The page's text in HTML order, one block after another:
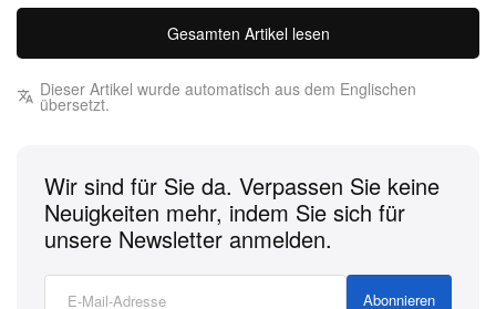
Das markante, hochkontrastige schwarze Zifferblatt
mit Struktur wird stimmig von einer passenden,
hartbeschichteten, einseitig drehbaren Stahllünette
ergänzt. Das Edelstahlgehäuse misst stattliche,
13,4 mm in der Höhe und 49,3 mm lug to lug (Horn-
zu-Horn) und sorgt so für eine selbstbewusste
Präsenz am Handgelenk. Für optimale Ablesbarkeit
selbst in tiefster Dunkelheit sind die applizierten
Gesamten Artikel lesen
Dieser Artikel wurde automatisch aus dem Englischen
übersetzt.
Wir sind für Sie da. Verpassen Sie keine
Neuigkeiten mehr, indem Sie sich für
unsere Newsletter anmelden.
Abonnieren